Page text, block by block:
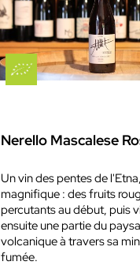
Nerello Mascalese
Un vin des pentes de l'Etna,
magnifique : des fruits
percutants au début, puis
ensuite une partie du
volcanique à travers sa
fumée.